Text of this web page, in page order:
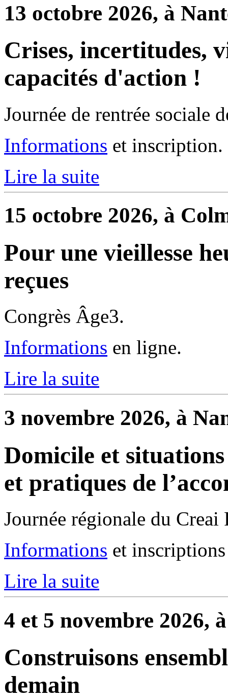
13 octobre 2026, à
Crises, incertitudes,
capacités d'action !
Journée de rentrée sociale
Informations et inscription.
Lire la suite
15 octobre 2026, à
Pour une vieillesse
reçues
Congrès Âge3.
Informations en ligne.
Lire la suite
3 novembre 2026, à
Domicile et
et pratiques de
Journée régionale du Creai
Informations et
Lire la suite
4 et 5 novembre 2026,
Construisons
demain